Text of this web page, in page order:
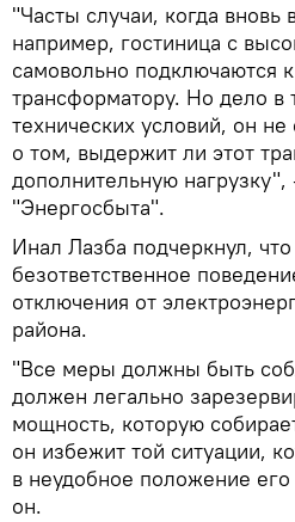
"Часты случаи, когда вновь
например, гостиница с
самовольно подключаются
трансформатору. Но дело в
технических условий, он
о том, выдержит ли этот
дополнительную нагрузку",
"Энергосбыта".
Инал Лазба подчеркнул, что
безответственное
отключения от
района.
"Все меры должны быть
должен легально
мощность, которую
он избежит той ситуации,
в неудобное положение
он.